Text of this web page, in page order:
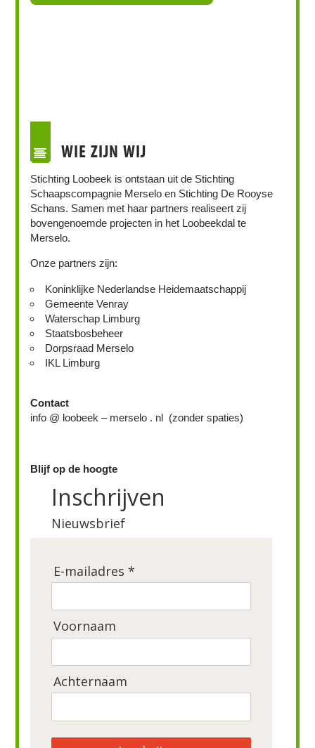
WIE ZIJN WIJ
Stichting Loobeek is ontstaan uit de Stichting
Schaapscompagnie Merselo en Stichting De Rooyse
Schans. Samen met haar partners realiseert zij
bovengenoemde projecten in het Loobeekdal te
Merselo.
Onze partners zijn:
Koninklijke Nederlandse Heidemaatschappij
Gemeente Venray
Waterschap Limburg
Staatsbosbeheer
Dorpsraad Merselo
IKL Limburg
Contact
info @ loobeek – merselo . nl (zonder spaties)
Blijf op de hoogte
Inschrijven
Nieuwsbrief
E-mailadres *
Voornaam
Achternaam